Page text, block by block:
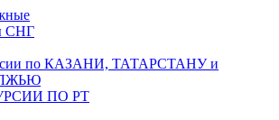
СНГ
по КАЗАНИ, ТАТАРСТАНУ и
ПО РТ